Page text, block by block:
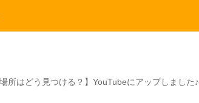
場所はどう見つける？】YouTubeにアップしました♪